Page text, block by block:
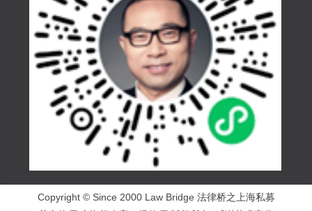
Copyright © Since 2000 Law Bridge 法律桥之上海私募